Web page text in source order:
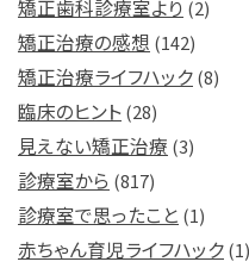
矯正歯科診療室より (2)
矯正治療の感想 (142)
矯正治療ライフハック(8)
臨床のヒント(28)
見えない矯正治療 (3)
診療室から (817)
診療室で思ったこと (1)
赤ちゃん育児ライフハック(1)